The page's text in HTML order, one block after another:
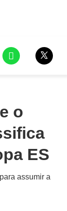
o
ES
assumir a